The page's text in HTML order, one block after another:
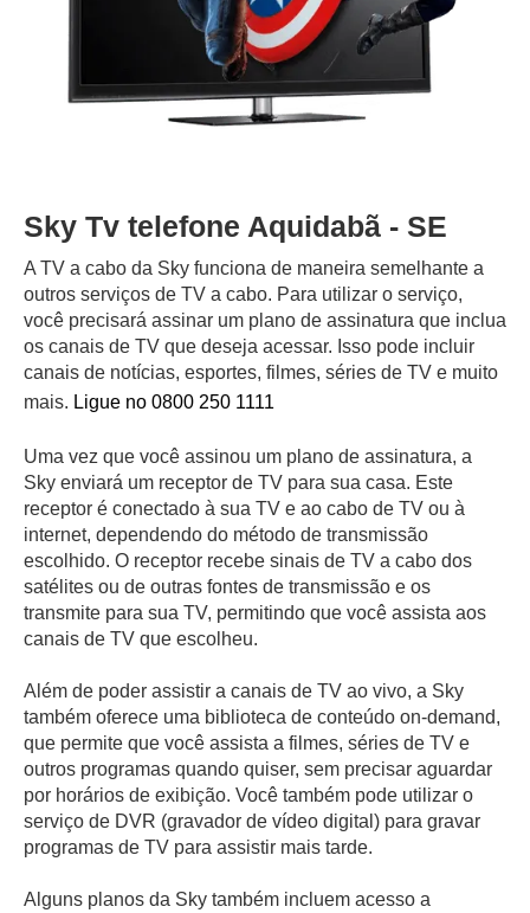
Sky Tv telefone Aquidabã - SE
A TV a cabo da Sky funciona de maneira semelhante a
outros serviços de TV a cabo. Para utilizar o serviço,
você precisará assinar um plano de assinatura que inclua
os canais de TV que deseja acessar. Isso pode incluir
canais de notícias, esportes, filmes, séries de TV e muito
mais. Ligue no 0800 250 1111
Uma vez que você assinou um plano de assinatura, a
Sky enviará um receptor de TV para sua casa. Este
receptor é conectado à sua TV e ao cabo de TV ou à
internet, dependendo do método de transmissão
escolhido. O receptor recebe sinais de TV a cabo dos
satélites ou de outras fontes de transmissão e os
transmite para sua TV, permitindo que você assista aos
canais de TV que escolheu.
Além de poder assistir a canais de TV ao vivo, a Sky
também oferece uma biblioteca de conteúdo on-demand,
que permite que você assista a filmes, séries de TV e
outros programas quando quiser, sem precisar aguardar
por horários de exibição. Você também pode utilizar o
serviço de DVR (gravador de vídeo digital) para gravar
programas de TV para assistir mais tarde.
Alguns planos da Sky também incluem acesso a